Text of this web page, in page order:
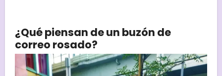
¿Qué piensan de un buzón de
correo rosado?